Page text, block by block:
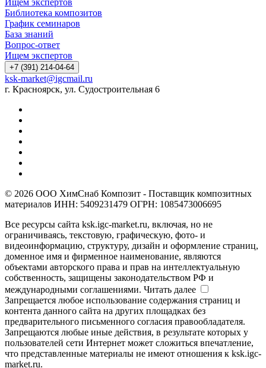
Библиотека композитов
График семинаров
База знаний
Вопрос-ответ
Ищем экспертов
+7 (391) 214-04-64
ksk-market@igcmail.ru
г. Красноярск, ул. Судостроительная 6
© 2026 ООО ХимСнаб Композит - Поставщик композитных
материалов ИНН: 5409231479 ОГРН: 1085473006695
Все ресурсы сайта ksk.igc-market.ru, включая, но не
ограничиваясь, текстовую, графическую, фото- и
видеоинформацию, структуру, дизайн и оформление страниц,
доменное имя и фирменное наименование, являются
объектами авторского права и прав на интеллектуальную
собственность, защищены законодательством РФ и
международными соглашениями. Читать далее
Запрещается любое использование содержания страниц и
контента данного сайта на других площадках без
предварительного письменного согласия правообладателя.
Запрещаются любые иные действия, в результате которых у
пользователей сети Интернет может сложиться впечатление,
что представленные материалы не имеют отношения к ksk.igc-
market.ru.